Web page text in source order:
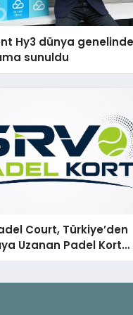
Hy3 dünya
sunuldu
Court, Türkiye’den
Uzanan Padel Kort
Güvenin Adresi